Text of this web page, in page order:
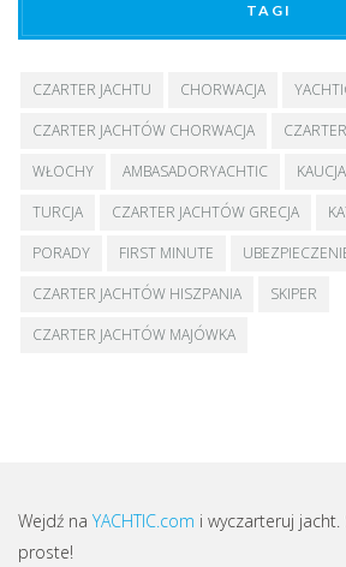
TAGI
CZARTER JACHTU CHORWACJA
CZARTER JACHTÓW CHORWACJA
WŁOCHY
AMBASADORYACHTIC KAUCJA
TURCJA
CZARTER JACHTÓW GRECJA
PORADY
FIRST MINUTE
CZARTER JACHTÓW HISZPANIA
SKIPER
CZARTER JACHTÓW MAJÓWKA
Wejdź na YACHTIC.com i wyczarteruj
proste!